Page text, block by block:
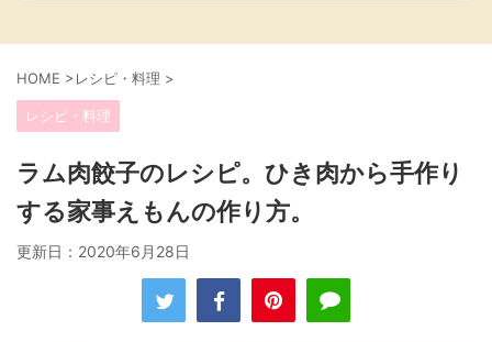
HOME >レシピ・料理 >
レシピ・料理
ラム肉餃子のレシピ。ひき肉から手作り
する家事えもんの作り方。
更新日： 2020年6月28日